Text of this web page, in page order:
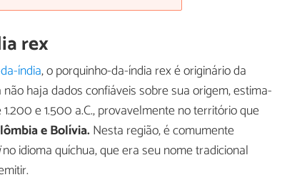
rex
índia, o porquinho-da-índia rex é originário da
não haja dados confiáveis sobre sua origem, estima-
e 1.500 a.C., provavelmente no território que
e Bolívia.Nesta região, é comumente
no idioma quíchua, que era seu nome tradicional